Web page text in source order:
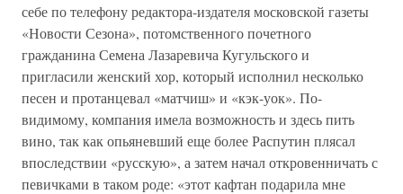
себе по телефону редактора-издателя московской газеты
«Новости Сезона», потомственного почетного
гражданина Семена Лазаревича Кугульского и
пригласили женский хор, который исполнил несколько
песен и протанцевал «матчиш» и «кэк-уок». По-
видимому, компания имела возможность и здесь пить
вино, так как опьяневший еще более Распутин плясал
впоследствии «русскую», а затем начал откровенничать с
певичками в таком роде: «этот кафтан подарила мне